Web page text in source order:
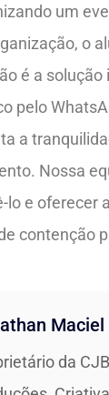
um
o
é a solução
pelo
a
Nossa
lo e oferecer
contenção
Maciel
da CJB